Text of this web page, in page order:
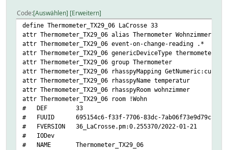
Code Auswählen Erweitern
define Thermometer_TX29_06 LaCrosse 33
attr Thermometer_TX29_06 alias Thermometer Wohnzimmer
attr Thermometer_TX29_06 event-on-change-reading .*
attr Thermometer_TX29_06 genericDeviceType thermometer
attr Thermometer_TX29_06 group Thermometer
attr Thermometer_TX29_06 rhasspyMapping
attr Thermometer_TX29_06 rhasspyName temperatur
attr Thermometer_TX29_06 rhasspyRoom wohnzimmer
attr Thermometer_TX29_06 room !Wohn
# DEF 33
# FUUID 695154c6-f33f-7706-83dc-7ab06f73e9d79cf5
# FVERSION 36_LaCrosse.pm:0.255370/2022-01-21
# IODev
# NAME Thermometer_TX29_06